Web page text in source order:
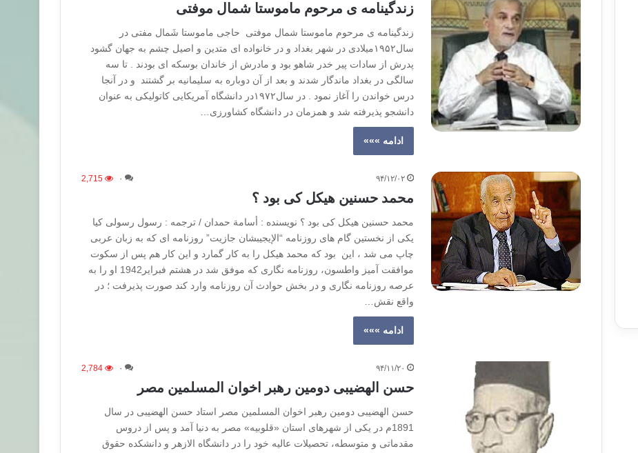
زندگینامه ی مرحوم ماموستا شمال موفتی
زندگینامه ی مرحوم ماموستا شمال موفتی حاجی ماموستا شَمال مفتی در
سال۱۹۵۲میلادی در شهر بغداد و در خانواده ای متدین و اصیل چشم به جهان گشود
پدرش از سادات پیر خدر شاهو بود و مادرش از خاندان بوسکه ای بودند . تا سه
سالگی در بغداد ماندگار شدند و بعد از آن دوباره به سلیمانیه بر گشتند و در آنجا
درس خواندن را آغاز نمود . در سال۱۹۷۲در دانشگاه آمریکایی کاتولیکی به عنوان
دانشجو پذیرفته شد و همزمان در دانشگاه کشاورزی…
ادامه »»»
۹۴/۱۲/۰۲ ۰ 2,715
محمد حسنین هیکل کی بود ؟
محمد حسنین هیکل کی بود ؟ نویسنده : أسامة حمدان / ترجمه : رسول رسولی کیا
یکی از نخستین گام های روزنامه “الإيجيبشان جازيت” روزنامه ای که به زبان عربی
چاپ می شد ، این بود که محمد هیکل را به کار گمارد و این کار هم پس از سکوت
موافقت آمیز واطسون، روزنامه نگاری که موفق شد در هشتم فبرایر1942 او را به
عرصه روزنامه نگاری و در بخش حوادث آن روزنامه وارد کند صورت پذیرفت ؛ در
واقع نقش…
ادامه »»»
۹۴/۱۱/۲۰ ۰ 2,784
حسن الهضیبی دومین رهبر اخوان المسلمین مصر
حسن الهضیبی دومین رهبر اخوان المسلمین مصر استاد حسن الهضیبی در سال
1891م در یکی از شهرهای استان «قلوبیه» مصر به دنیا آمد و پس از دروس
مقدماتی و متوسطه، تحصیلات عالیه خود را در دانشگاه الازهر و دانشکده حقوق